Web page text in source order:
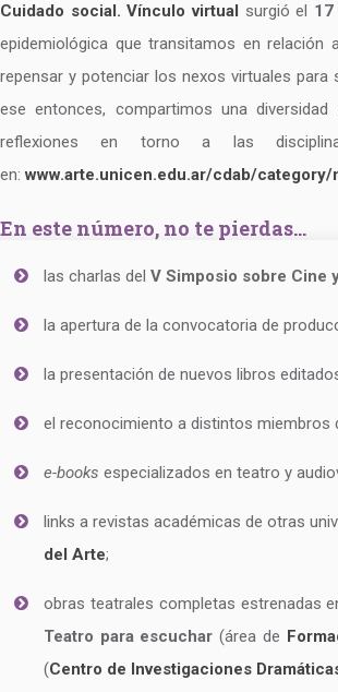
Cuidado social. Vínculo virtual surgió el
epidemiológica que transitamos en relación
repensar y potenciar los nexos virtuales
ese entonces, compartimos una
reflexiones en torno a las
en:www.arte.unicen.edu.ar/cdab/
En este número, no te pierdas…
las charlas del V Simposio sobre Cine
la apertura de la convocatoria de
la presentación de nuevos libros
el reconocimiento a distintos miembros
e-books especializados en teatro y
links a revistas académicas de otras
del Arte;
obras teatrales completas estrenadas
Teatro para escuchar (área de
(Centro de Investigaciones